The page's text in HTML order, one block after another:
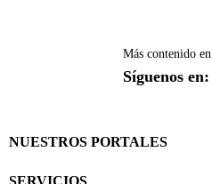
Más contenido en
Síguenos en:
NUESTROS PORTALES
SERVICIOS